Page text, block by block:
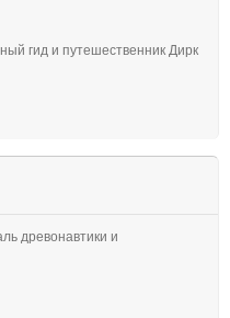
гид и путешественник Дирк
древонавтики и